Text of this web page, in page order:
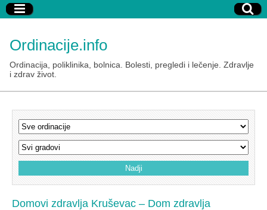
Ordinacije.info
Ordinacija, poliklinika, bolnica. Bolesti, pregledi i lečenje. Zdravlje
i zdrav život.
Domovi zdravlja Kruševac – Dom zdravlja